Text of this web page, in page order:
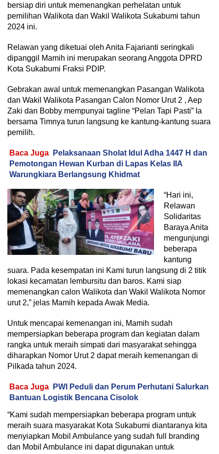
bersiap diri untuk memenangkan perhelatan untuk
pemilihan Walikota dan Wakil Walikota Sukabumi tahun
2024 ini.
Relawan yang diketuai oleh Anita Fajarianti seringkali
dipanggil Mamih ini merupakan seorang Anggota DPRD
Kota Sukabumi Fraksi PDIP.
Gebrakan awal untuk memenangkan Pasangan Walikota
dan Wakil Walikota Pasangan Calon Nomor Urut 2 , Aep
Zaki dan Bobby mempunyai tagline “Pelan Tapi Pasti” Ia
bersama Timnya turun langsung ke kantung-kantung suara
pemilih.
Baca Juga
Pelaksanaan Sholat Idul Adha 1447 H dan
Pemotongan Hewan Kurban di Lapas Kelas IIA
Warungkiara Berlangsung Khidmat
“Hari ini,
Relawan
Solidaritas
Baraya Anita
mengunjungi
beberapa
kantung
suara. Pada kesempatan ini Kami turun langsung di 2 titik
lokasi kecamatan lembursitu dan baros. Kami siap
memenangkan calon Walikota dan Wakil Walikota Nomor
urut 2,” jelas Mamih kepada Awak Media.
Untuk mencapai kemenangan ini, Mamih sudah
mempersiapkan beberapa program dan kegiatan dalam
rangka untuk meraih simpati dari masyarakat sehingga
diharapkan Nomor Urut 2 dapat meraih kemenangan di
Pilkada tahun 2024.
Baca Juga
PWI Peduli dan Perum Perhutani Salurkan
Bantuan Logistik Bencana Cisolok
“Kami sudah mempersiapkan beberapa program untuk
meraih suara masyarakat Kota Sukabumi diantaranya kita
menyiapkan Mobil Ambulance yang sudah full branding
dan Mobil Ambulance ini dapat digunakan untuk